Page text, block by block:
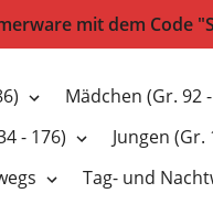
mit dem Code
Mädchen (Gr. 92
- 176)
Jungen (Gr.
Tag- und